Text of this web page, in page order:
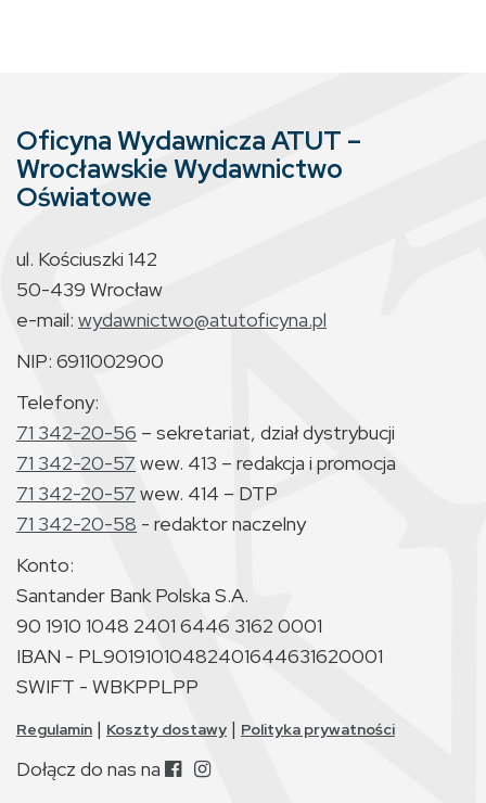
Oficyna Wydawnicza ATUT –
Wrocławskie Wydawnictwo
Oświatowe
ul. Kościuszki 142
50-439 Wrocław
e-mail: wydawnictwo@atutoficyna.pl
NIP: 6911002900
Telefony:
71 342-20-56 – sekretariat, dział dystrybucji
71 342-20-57 wew. 413 – redakcja i promocja
71 342-20-57 wew. 414 – DTP
71 342-20-58 - redaktor naczelny
Konto:
Santander Bank Polska S.A.
90 1910 1048 2401 6446 3162 0001
IBAN - PL90191010482401644631620001
SWIFT - WBKPPLPP
Regulamin | Koszty dostawy | Polityka prywatności
Dołącz do nas na